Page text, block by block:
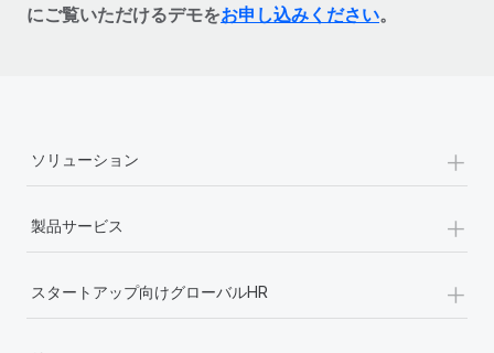
にご覧いただけるデモをお申し込みください。
ソリューション +
製品サービス +
スタートアップ向けグローバルHR +